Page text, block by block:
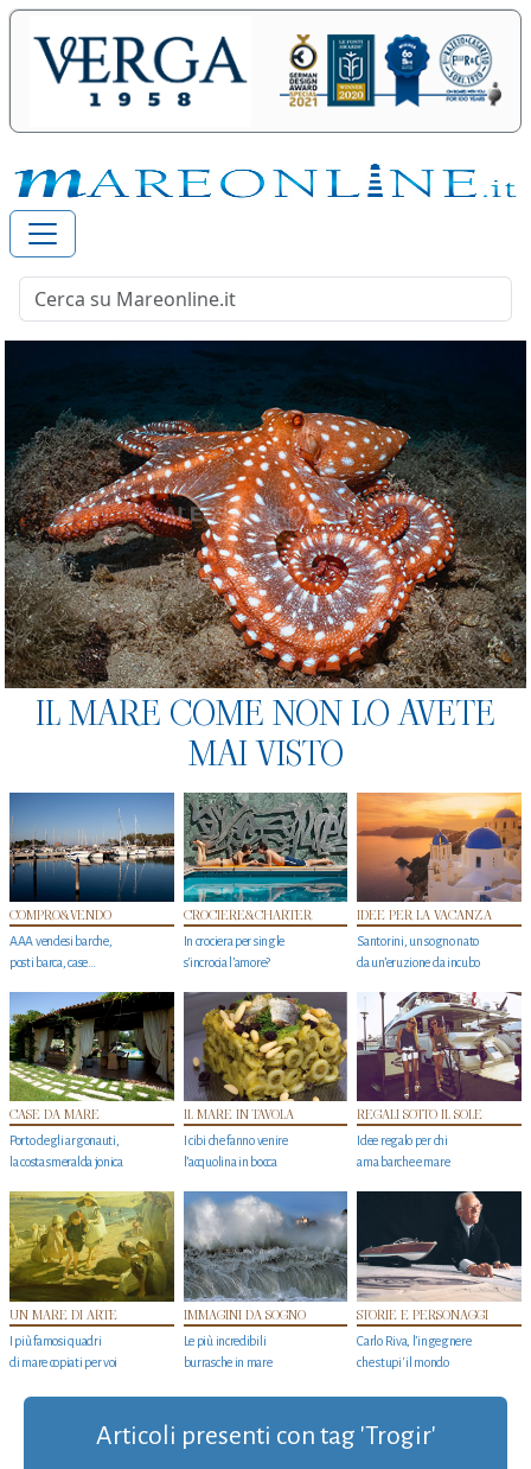
IL MARE COME NON LO AVETE
MAI VISTO
COMPRO&VENDO
AAA vendesi barche,
posti barca, case…
CROCIERE&CHARTER
In crociera per single
s'incrocia l’amore?
IDEE PER LA VACANZA
Santorini, un sogno nato
da un’eruzione da incubo
CASE DA MARE
Porto degli argonauti,
la costa smeralda jonica
IL MARE IN TAVOLA
I cibi che fanno venire
l’acquolina in bocca
REGALI SOTTO IL SOLE
Idee regalo per chi
ama barche e mare
UN MARE DI ARTE
I più famosi quadri
di mare copiati per voi
IMMAGINI DA SOGNO
Le più incredibili
burrasche in mare
STORIE E PERSONAGGI
Carlo Riva, l’ingegnere
che stupi' il mondo
Articoli presenti con tag 'Trogir'